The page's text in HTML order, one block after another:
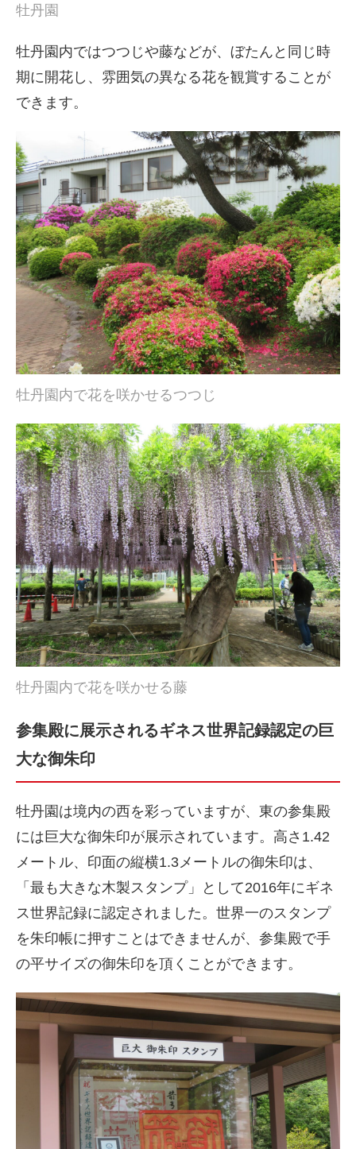
牡丹園
牡丹園内ではつつじや藤などが、ぼたんと同じ時
期に開花し、雰囲気の異なる花を観賞することが
できます。
牡丹園内で花を咲かせるつつじ
牡丹園内で花を咲かせる藤
参集殿に展示されるギネス世界記録認定の巨
大な御朱印
牡丹園は境内の西を彩っていますが、東の参集殿
には巨大な御朱印が展示されています。高さ1.42
メートル、印面の縦横1.3メートルの御朱印は、
「最も大きな木製スタンプ」として2016年にギネ
ス世界記録に認定されました。世界一のスタンプ
を朱印帳に押すことはできませんが、参集殿で手
の平サイズの御朱印を頂くことができます。